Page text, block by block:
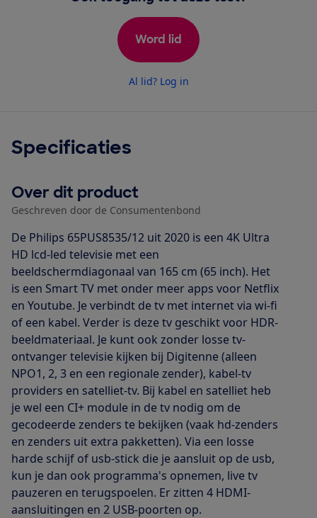
Word lid
Al lid? Log in
Specificaties
Over dit product
Geschreven door de Consumentenbond
De Philips 65PUS8535/12 uit 2020 is een 4K Ultra
HD lcd-led televisie met een
beeldschermdiagonaal van 165 cm (65 inch). Het
is een Smart TV met onder meer apps voor Netflix
en Youtube. Je verbindt de tv met internet via wi-fi
of een kabel. Verder is deze tv geschikt voor HDR-
beeldmateriaal. Je kunt ook zonder losse tv-
ontvanger televisie kijken bij Digitenne (alleen
NPO1, 2, 3 en een regionale zender), kabel-tv
providers en satelliet-tv. Bij kabel en satelliet heb
je wel een CI+ module in de tv nodig om de
gecodeerde zenders te bekijken (vaak hd-zenders
en zenders uit extra pakketten). Via een losse
harde schijf of usb-stick die je aansluit op de usb,
kun je dan ook programma's opnemen, live tv
pauzeren en terugspoelen. Er zitten 4 HDMI-
aansluitingen en 2 USB-poorten op.